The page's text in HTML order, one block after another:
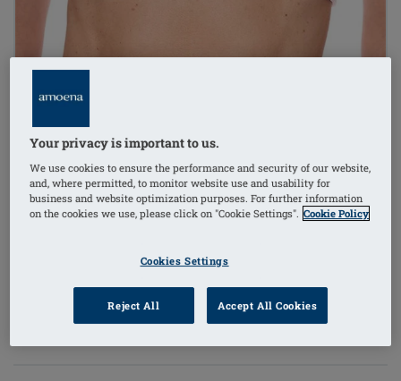
bügelloser bh
hoher baumwollanteil
Bestellnummer: 2160-XXL A/B
Your privacy is important to us.
We use cookies to ensure the performance and security of our website,
and, where permitted, to monitor website use and usability for
business and website optimization purposes. For further information
on the cookies we use, please click on "Cookie Settings". Cookie Policy
Cookies Settings
Reject All Accept All Cookies